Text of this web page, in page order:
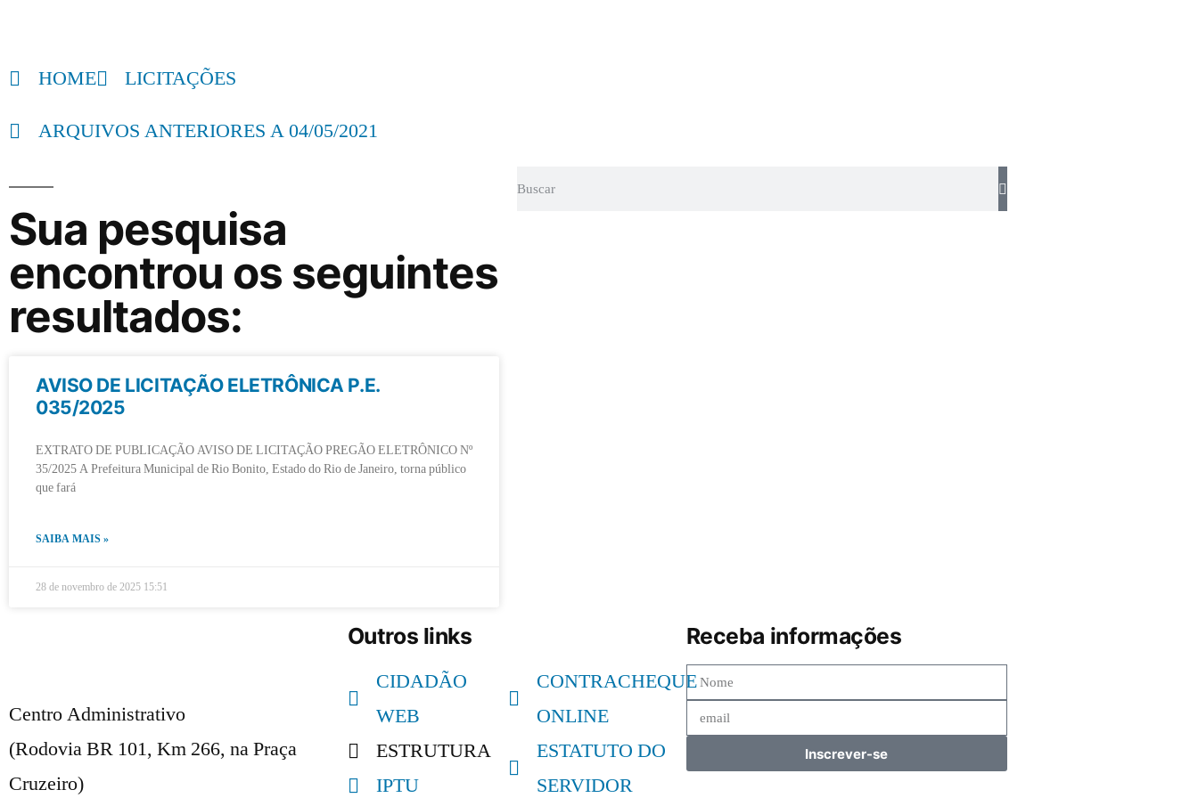
HOME LICITAÇÕES
ARQUIVOS ANTERIORES A 04/05/2021
Sua pesquisa
encontrou os seguintes
resultados:
AVISO DE LICITAÇÃO ELETRÔNICA P.E.
035/2025
EXTRATO DE PUBLICAÇÃO AVISO DE LICITAÇÃO PREGÃO ELETRÔNICO Nº
35/2025 A Prefeitura Municipal de Rio Bonito, Estado do Rio de Janeiro, torna público
que fará
SAIBA MAIS »
28 de novembro de 2025 15:51
Centro Administrativo
(Rodovia BR 101, Km 266, na Praça
Cruzeiro)
Outros links
CIDADÃO
WEB
ESTRUTURA
IPTU
CONTRACHEQUE
ONLINE
ESTATUTO DO
SERVIDOR
Receba informações
Inscrever-se